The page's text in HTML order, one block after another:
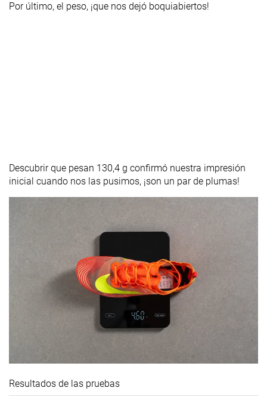
Por último, el peso, ¡que nos dejó boquiabiertos!
Descubrir que pesan 130,4 g confirmó nuestra impresión
inicial cuando nos las pusimos, ¡son un par de plumas!
Resultados de las pruebas